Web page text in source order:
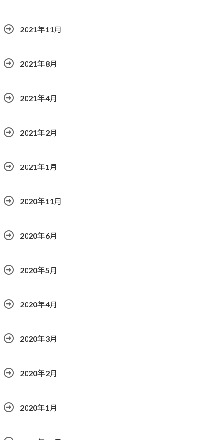
2021年11月
2021年8月
2021年4月
2021年2月
2021年1月
2020年11月
2020年6月
2020年5月
2020年4月
2020年3月
2020年2月
2020年1月